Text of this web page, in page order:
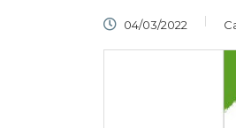
04/03/2022